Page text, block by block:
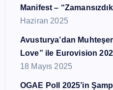
Manifest –
Haziran 2025
Avusturya’dan
Love” ile Eurovision
18 Mayıs 2025
OGAE Poll 2025’in